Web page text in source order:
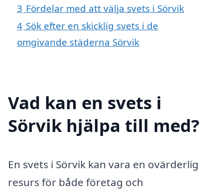
3 Fördelar med att välja svets i Sörvik
4 Sök efter en skicklig svets i de
omgivande städerna Sörvik
Vad kan en svets i
Sörvik hjälpa till med?
En svets i Sörvik kan vara en ovärderlig
resurs för både företag och